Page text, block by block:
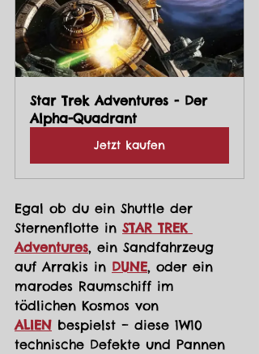
Star Trek Adventures - Der
Alpha-Quadrant
Jetzt kaufen
Egal ob du ein Shuttle der
Sternenflotte in STAR TREK
Adventures, ein Sandfahrzeug
auf Arrakis in DUNE, oder ein
marodes Raumschiff im
tödlichen Kosmos von
ALIEN bespielst – diese 1W10
technische Defekte und Pannen